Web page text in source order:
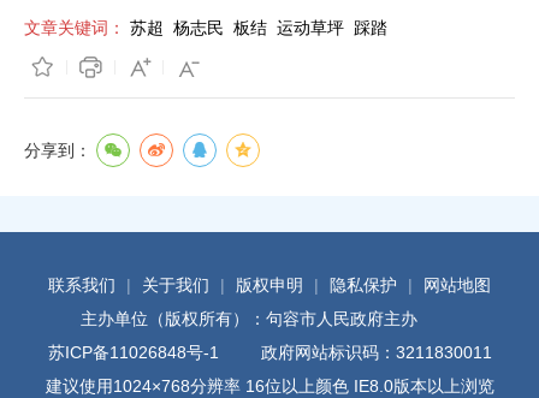
文章关键词： 苏超 杨志民 板结 运动草坪 踩踏
分享到：
联系我们 | 关于我们 | 版权申明 | 隐私保护 |
网站地图
主办单位（版权所有）：句容市人民政府主办
苏ICP备11026848号-1
政府网站标识码：3211830011
建议使用1024×768分辨率 16位以上颜色 IE8.0版本以上浏览